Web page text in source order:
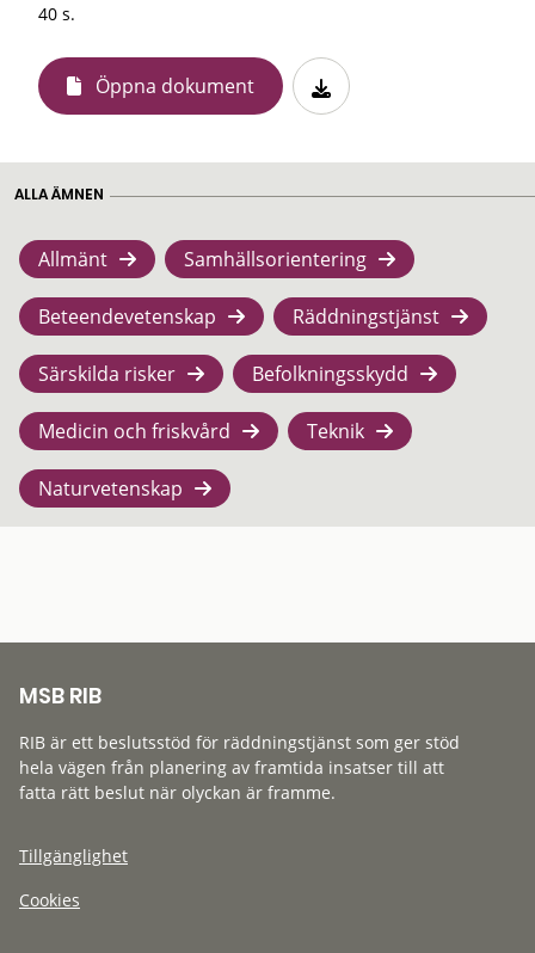
40 s.
Öppna dokument
ALLA ÄMNEN
Allmänt Samhällsorientering
Beteendevetenskap Räddningstjänst
Särskilda risker Befolkningsskydd
Medicin och friskvård Teknik
Naturvetenskap
MSB RIB
RIB är ett beslutsstöd för räddningstjänst som ger stöd
hela vägen från planering av framtida insatser till att
fatta rätt beslut när olyckan är framme.
Tillgänglighet
Cookies